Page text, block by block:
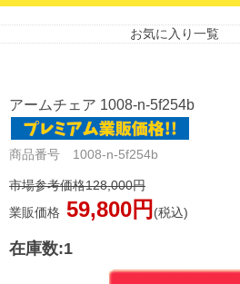
お気に入り一覧
アームチェア 1008-n-5f254b
商品番号 1008-n-5f254b
市場参考価格128,000円
業販価格 59,800円 (税込)
在庫数:1